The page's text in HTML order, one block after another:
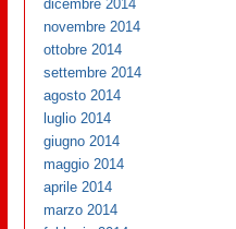
dicembre 2014
novembre 2014
ottobre 2014
settembre 2014
agosto 2014
luglio 2014
giugno 2014
maggio 2014
aprile 2014
marzo 2014